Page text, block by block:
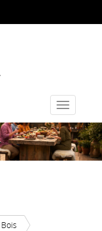
Toggle